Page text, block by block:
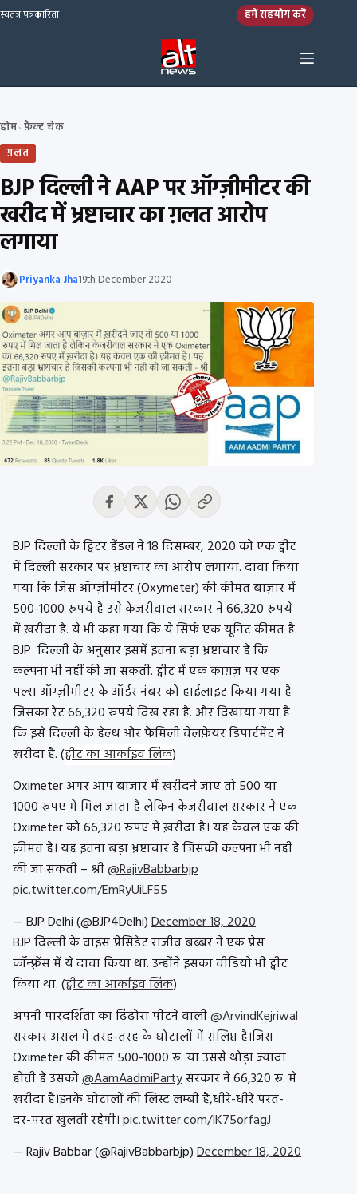
Skip to content
स्वतंत्र पत्रकारिता। हमें सहयोग करें
होम› फ़ैक्ट चेक
ग़लत
BJP दिल्ली ने AAP पर ऑग्ज़ीमीटर की
खरीद में भ्रष्टाचार का ग़लत आरोप
लगाया
Priyanka Jha19th December 2020
BJP दिल्ली के ट्विटर हैंडल ने 18 दिसम्बर, 2020 को एक ट्वीट
में दिल्ली सरकार पर भ्रष्टाचार का आरोप लगाया. दावा किया
गया कि जिसऑग्ज़ीमीटर(Oxymeter)की कीमत बाज़ार में
500-1000 रुपये है उसे केजरीवाल सरकार ने 66,320 रुपये
में ख़रीदा है. ये भी कहा गया कि ये सिर्फ एक यूनिट कीमत है.
BJP दिल्ली के अनुसार इसमें इतना बड़ा भ्रष्टाचार है कि
कल्पना भी नहीं की जा सकती. ट्वीट में एक काग़ज़ पर एक
पल्सऑग्ज़ीमीटरके ऑर्डर नंबर को हाईलाइट किया गया है
जिसका रेट 66,320 रुपये दिख रहा है. और दिखाया गया है
कि इसे दिल्ली के हेल्थ और फैमिली वेलफ़ेयर डिपार्टमेंट ने
ख़रीदा है. (ट्वीट का आर्काइव लिंक)
Oximeter अगर आप बाज़ार में ख़रीदने जाए तो 500 या
1000 रुपए में मिल जाता है लेकिन केजरीवाल सरकार ने एक
Oximeter को 66,320 रुपए में ख़रीदा है। यह केवल एक की
क़ीमत है। यह इतना बड़ा भ्रष्टाचार है जिसकी कल्पना भी नहीं
की जा सकती – श्री@RajivBabbarbjp
pic.twitter.com/EmRyUiLF55
— BJP Delhi (@BJP4Delhi)December 18, 2020
BJP दिल्ली के वाइस प्रेसिडेंट राजीव बब्बर ने एक प्रेस
कॉन्फ़्रेंस में ये दावा किया था. उन्होंने इसका वीडियो भी ट्वीट
किया था. (ट्वीट का आर्काइव लिंक)
अपनी पारदर्शिता का ढिंढोरा पीटने वाली@ArvindKejriwal
सरकार असल मे तरह-तरह के घोटालों में संलिप्त है।जिस
Oximeter की कीमत 500-1000 रू. या उससे थोड़ा ज्यादा
होती है उसको@AamAadmiPartyसरकार ने 66,320 रू. मे
खरीदा है।इनके घोटालों की लिस्ट लम्बी है,धीरे-धीरे परत-
दर-परत खुलती रहेगी।pic.twitter.com/IK75orfagJ
— Rajiv Babbar (@RajivBabbarbjp)December 18, 2020